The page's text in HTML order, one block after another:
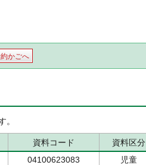
かごへ
。
資料コード 資料区分
04100623083 児童